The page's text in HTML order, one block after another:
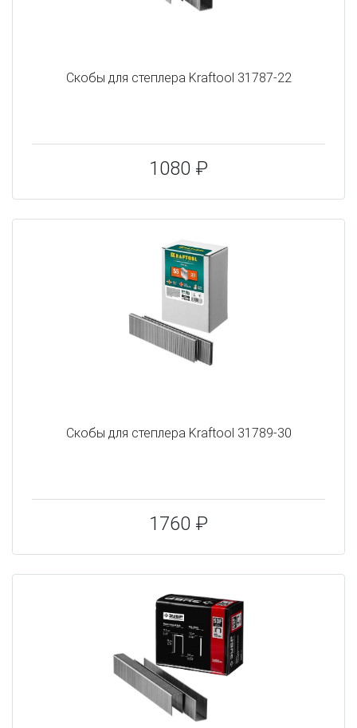
Скобы для степлера Kraftool 31787-22
1080 ₽
Скобы для степлера Kraftool 31789-30
1760 ₽